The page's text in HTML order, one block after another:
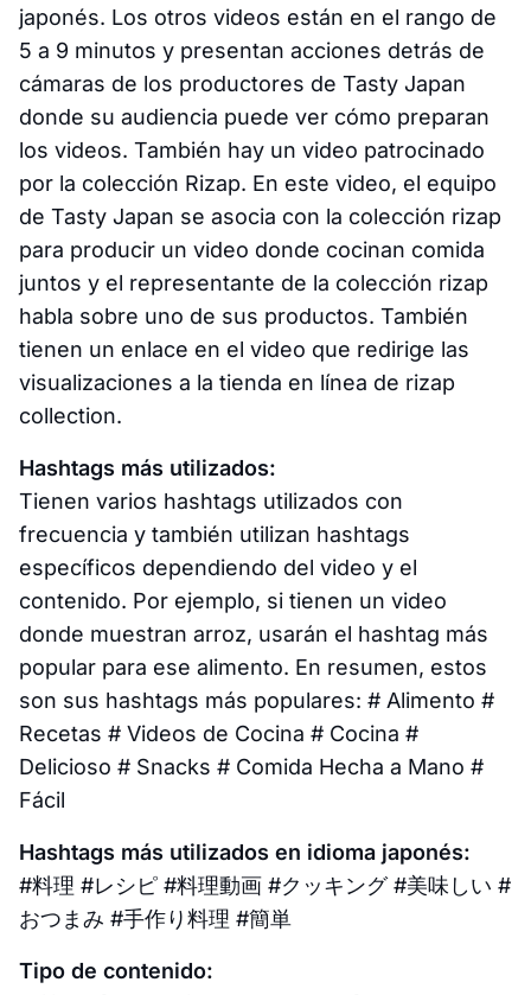
japonés. Los otros videos están en el rango de
5 a 9 minutos y presentan acciones detrás de
cámaras de los productores de Tasty Japan
donde su audiencia puede ver cómo preparan
los videos. También hay un video patrocinado
por la colección Rizap. En este video, el equipo
de Tasty Japan se asocia con la colección rizap
para producir un video donde cocinan comida
juntos y el representante de la colección rizap
habla sobre uno de sus productos. También
tienen un enlace en el video que redirige las
visualizaciones a la tienda en línea de rizap
collection.
Hashtags más utilizados:
Tienen varios hashtags utilizados con
frecuencia y también utilizan hashtags
específicos dependiendo del video y el
contenido. Por ejemplo, si tienen un video
donde muestran arroz, usarán el hashtag más
popular para ese alimento. En resumen, estos
son sus hashtags más populares: # Alimento #
Recetas # Videos de Cocina # Cocina #
Delicioso # Snacks # Comida Hecha a Mano #
Fácil
Hashtags más utilizados en idioma japonés:
#料理 #レシピ #料理動画 #クッキング #美味しい #
おつまみ #手作り料理 #簡単
Tipo de contenido: